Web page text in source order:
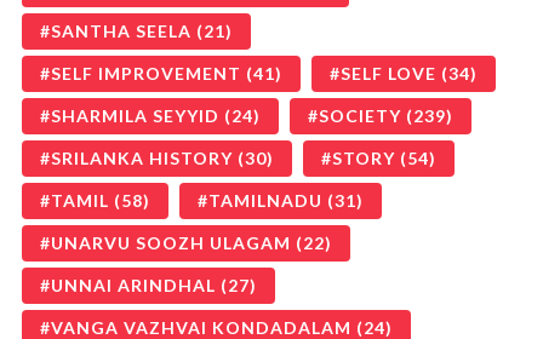
SANTHA SEELA (21)
SELF IMPROVEMENT (41) SELF LOVE (34)
SHARMILA SEYYID (24) SOCIETY (239)
SRILANKA HISTORY (30) STORY (54)
TAMIL (58) TAMILNADU (31)
UNARVU SOOZH ULAGAM (22)
UNNAI ARINDHAL (27)
VANGA VAZHVAI KONDADALAM (24)